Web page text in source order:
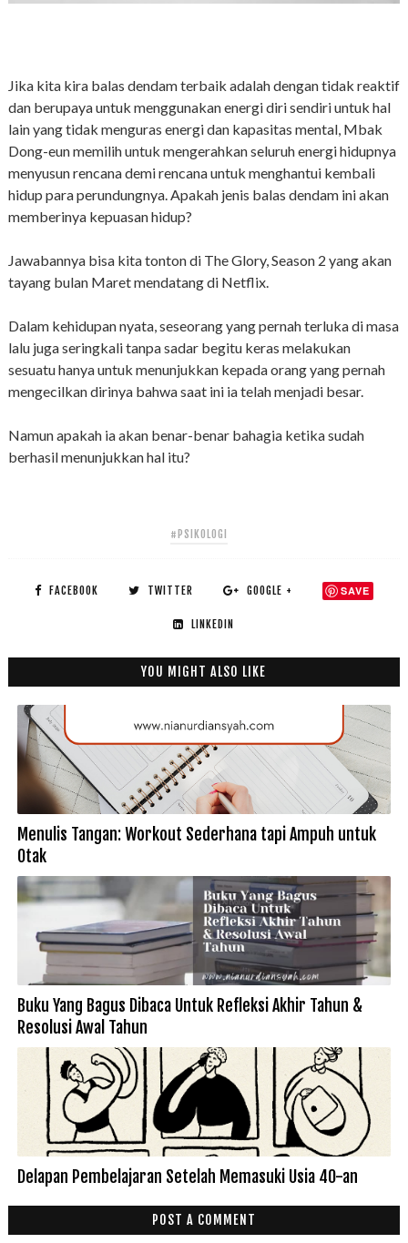
Jika kita kira balas dendam terbaik adalah dengan tidak reaktif
dan berupaya untuk menggunakan energi diri sendiri untuk hal
lain yang tidak menguras energi dan kapasitas mental, Mbak
Dong-eun memilih untuk mengerahkan seluruh energi hidupnya
menyusun rencana demi rencana untuk menghantui kembali
hidup para perundungnya. Apakah jenis balas dendam ini akan
memberinya kepuasan hidup?
Jawabannya bisa kita tonton di The Glory, Season 2 yang akan
tayang bulan Maret mendatang di Netflix.
Dalam kehidupan nyata, seseorang yang pernah terluka di masa
lalu juga seringkali tanpa sadar begitu keras melakukan
sesuatu hanya untuk menunjukkan kepada orang yang pernah
mengecilkan dirinya bahwa saat ini ia telah menjadi besar.
Namun apakah ia akan benar-benar bahagia ketika sudah
berhasil menunjukkan hal itu?
#PSIKOLOGI
FACEBOOK TWITTER GOOGLE + SAVE
LINKEDIN
YOU MIGHT ALSO LIKE
Menulis Tangan: Workout Sederhana tapi Ampuh untuk
Otak
Buku Yang Bagus Dibaca Untuk Refleksi Akhir Tahun &
Resolusi Awal Tahun
Delapan Pembelajaran Setelah Memasuki Usia 40-an
POST A COMMENT